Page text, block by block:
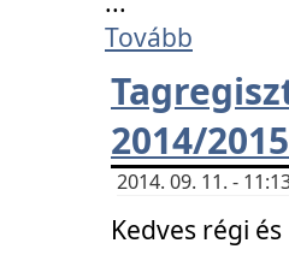
Tovább
2014/
2014. 09. 11. -
Kedves régi